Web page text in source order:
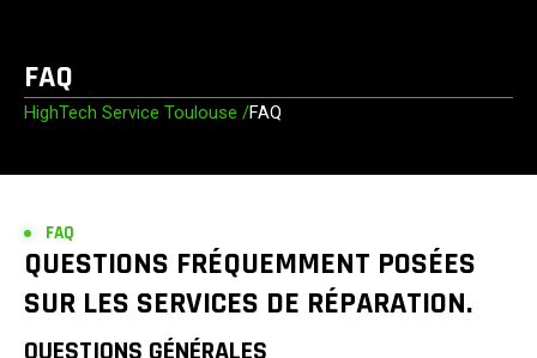
FAQ
HighTech Service Toulouse /FAQ
FAQ
QUESTIONS FRÉQUEMMENT POSÉES
SUR LES SERVICES DE RÉPARATION.